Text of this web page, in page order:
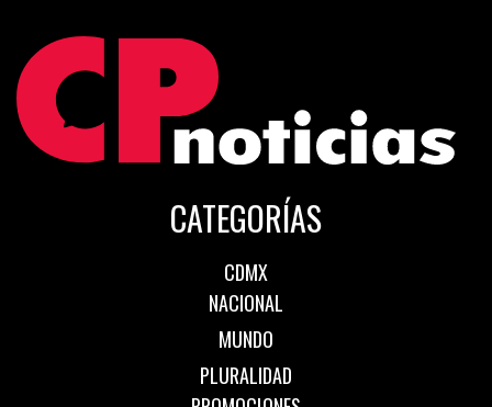
CATEGORÍAS
CDMX
NACIONAL
MUNDO
PLURALIDAD